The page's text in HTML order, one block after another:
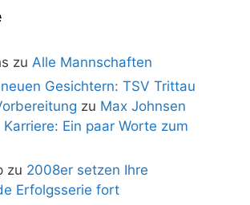
zu Alle Mannschaften
Gesichtern: TSV Trittau
zu Max Johnsen
Ein paar Worte zum
zu 2008er setzen Ihre
Erfolgsserie fort